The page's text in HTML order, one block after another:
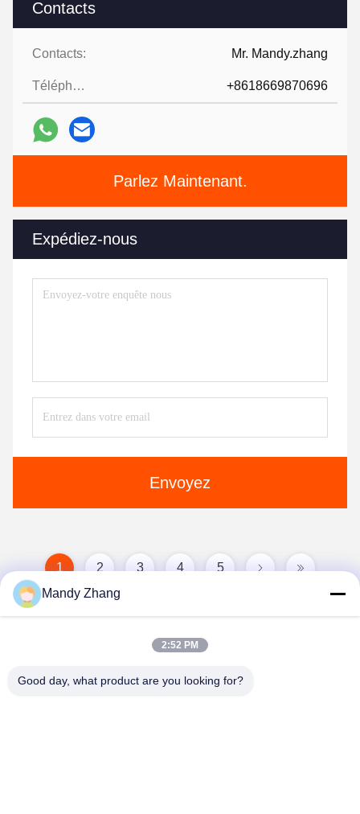
Contacts
Contacts: Mr. Mandy.zhang
Téléphone: +8618669870696
Parlez Maintenant.
Expédiez-nous
Envoyez
1 2 3 4 5
Mandy Zhang
2:52 PM
Good day, what product are you looking for?